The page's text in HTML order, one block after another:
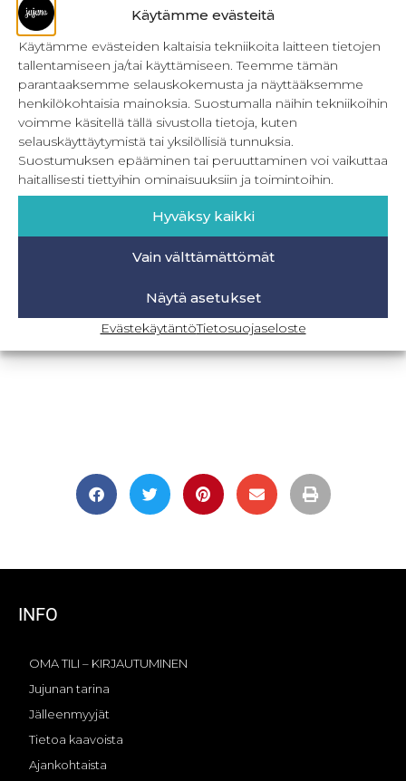
Käytämme evästeitä
Käytämme evästeiden kaltaisia tekniikoita laitteen tietojen
tallentamiseen ja/tai käyttämiseen. Teemme tämän
parantaaksemme selauskokemusta ja näyttääksemme
henkilökohtaisia mainoksia. Suostumalla näihin tekniikoihin
voimme käsitellä tällä sivustolla tietoja, kuten
selauskäyttäytymistä tai yksilöllisiä tunnuksia.
Suostumuksen epääminen tai peruuttaminen voi vaikuttaa
haitallisesti tiettyihin ominaisuuksiin ja toimintoihin.
Hyväksy kaikki
Vain välttämättömät
Näytä asetukset
EvästekäytäntöTietosuojaseloste
Metrivetoketjun lukon pujottaminen
Onnistu joustavien vaatteiden ompelussa
Laakasauman ompelu saumurilla
Jujunan ompelubingo heinä-joulukuulle
Retkeilyhousujen materiaalit ja tarvikkeet
BLOGI-SIVULLE
INFO
OMA TILI – KIRJAUTUMINEN
Jujunan tarina
Jälleenmyyjät
Tietoa kaavoista
Ajankohtaista